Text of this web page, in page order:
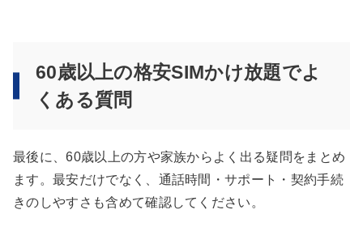
60歳以上の格安SIMかけ放題でよ
くある質問
最後に、60歳以上の方や家族からよく出る疑問をまとめ
ます。最安だけでなく、通話時間・サポート・契約手続
きのしやすさも含めて確認してください。